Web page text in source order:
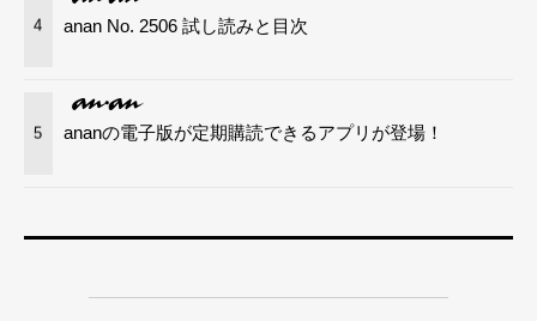
4 anan No. 2506 試し読みと目次
5 ananの電子版が定期購読できるアプリが登場！